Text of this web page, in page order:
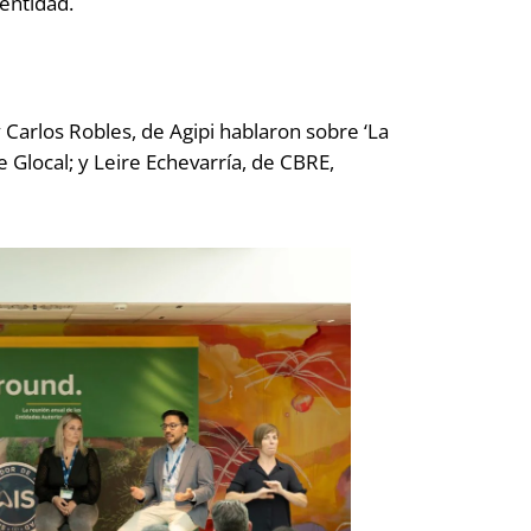
Robles, de Agipi hablaron sobre ‘La
y Leire Echevarría, de CBRE,